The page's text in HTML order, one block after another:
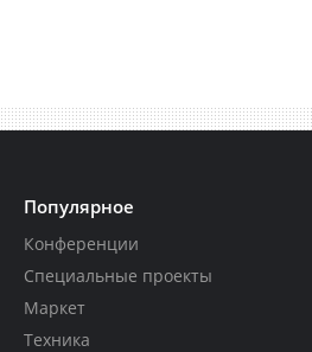
Популярное
Конференции
Специальные проекты
Маркет
Техника